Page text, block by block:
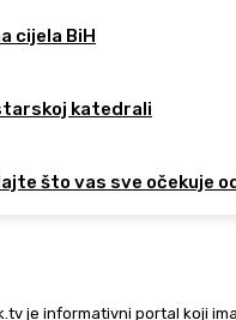
cijela BiH
katedrali
što vas sve očekuje
je informativni portal koji